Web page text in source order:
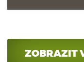
ZOBRAZIT